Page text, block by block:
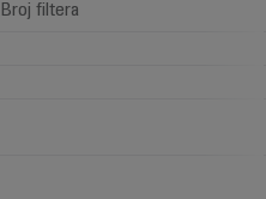
Broj filtera